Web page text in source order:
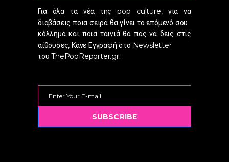
Για όλα τα νέα της pop culture, για να
διαβάσεις ποια σειρά θα γίνει το επόμενό σου
κόλλημα και ποια ταινιά θα πας να δεις στις
αίθουσες, Κάνε Εγγραφή στο Newsletter
του ThePopReporter.gr.
SUBSCRIBE